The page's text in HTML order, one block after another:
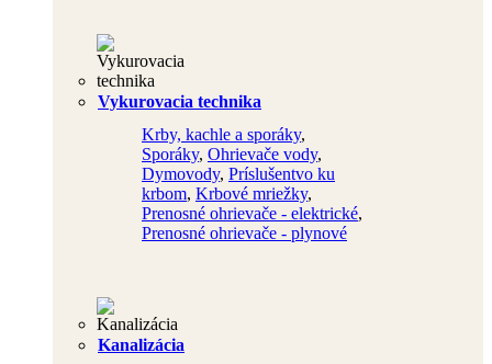
Vykurovacia technika
Krby, kachle a sporáky,
Sporáky, Ohrievače vody,
Dymovody, Príslušentvo ku
krbom, Krbové mriežky,
Prenosné ohrievače - elektrické,
Prenosné ohrievače - plynové
Kanalizácia